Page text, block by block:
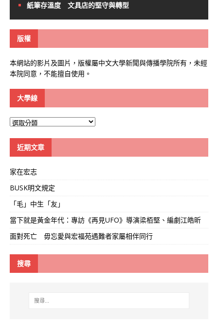
紙筆存溫度 文具店的堅守與轉型
版權
本網站的影片及圖片，版權屬中文大學新聞與傳播學院所有，未經
本院同意，不能擅自使用。
大學線
大
近期文章
家在宏志
BUSK明文規定
「毛」中生「友」
當下就是黃金年代：專訪《再見UFO》導演梁栢堅、編劇江皓昕
面對死亡 毋忘愛與宏福苑遇難者家屬相伴同行
搜尋